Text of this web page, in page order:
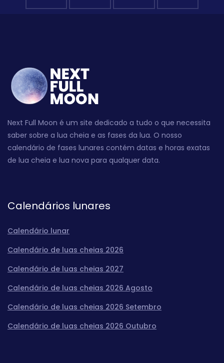
Next Full Moon é um site dedicado a tudo o que necessita
saber sobre a lua cheia e as fases da lua. O nosso
calendário de fases lunares contém datas e horas exatas
de lua cheia e lua nova para qualquer data.
Calendários lunares
Calendário lunar
Calendário de luas cheias 2026
Calendário de luas cheias 2027
Calendário de luas cheias 2026 Agosto
Calendário de luas cheias 2026 Setembro
Calendário de luas cheias 2026 Outubro